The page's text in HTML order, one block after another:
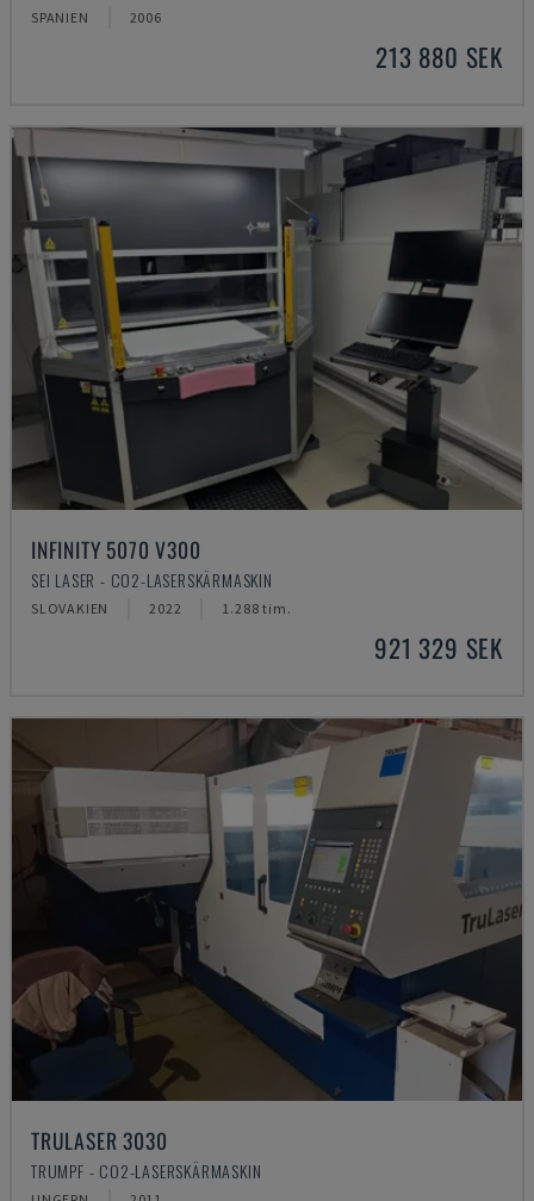
SPANIEN 2006
213 880 SEK
INFINITY 5070 V300
SEI LASER - CO2-LASERSKÄRMASKIN
SLOVAKIEN 2022 1.288 tim.
921 329 SEK
TRULASER 3030
TRUMPF - CO2-LASERSKÄRMASKIN